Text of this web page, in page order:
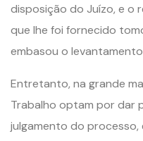
disposição do Juízo, e o
que lhe foi fornecido
embasou o
Entretanto, na grande
Trabalho optam por dar
julgamento do